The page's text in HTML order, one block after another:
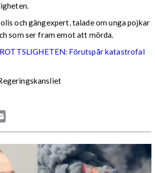
och gängexpert, talade om unga pojkar
som ser fram emot att mörda.
Förutspår katastrofal